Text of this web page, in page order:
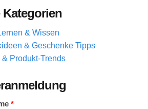
Kategorien
& Wissen
& Geschenke Tipps
Produkt-Trends
*